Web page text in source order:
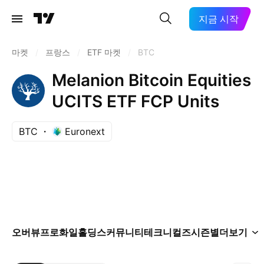
지금 시작
마켓 프랑스 ETF 마켓 BTC
Melanion Bitcoin Equities
UCITS ETF FCP Units
BTC Euronext
오버뷰프로화일홀딩스커뮤니티테크니컬즈시즌별더보기